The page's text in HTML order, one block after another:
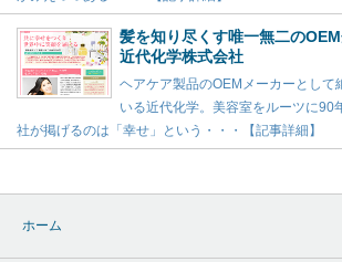
髪を知り尽くす唯一無二の
近代化学株式会社
ヘアケア製品のOEMメーカーとして
いる近代化学。美容室をルーツに90
社が掲げるのは「幸せ」という・・・【記事詳細】
ホーム